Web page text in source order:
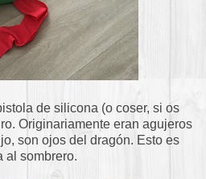
de silicona (o coser, si os
Originariamente eran agujeros
son ojos del dragón. Esto es
al sombrero.